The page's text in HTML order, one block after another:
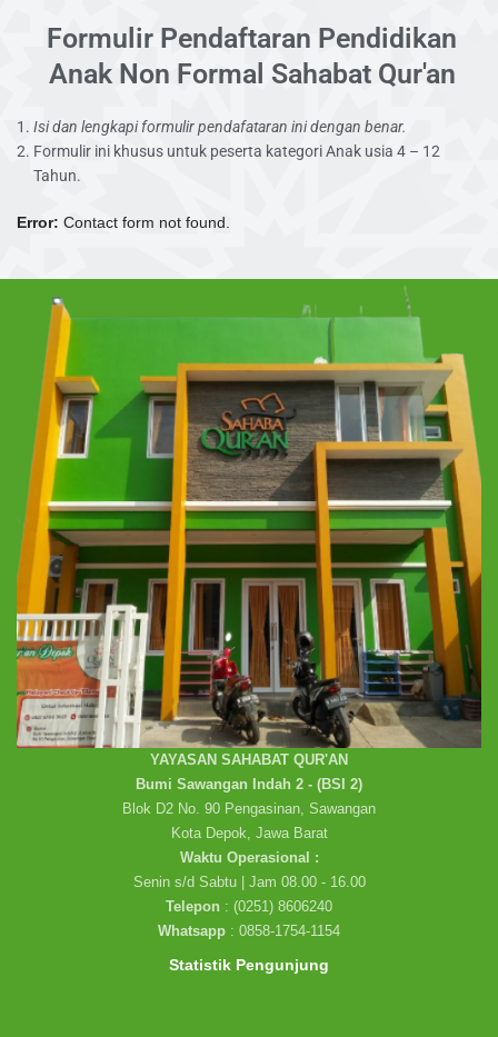
Formulir Pendaftaran Pendidikan
Anak Non Formal Sahabat Qur'an
Isi dan lengkapi formulir pendafataran ini dengan benar.
Formulir ini khusus untuk peserta kategori Anak usia 4 – 12
Tahun.
Error: Contact form not found.
YAYASAN SAHABAT QUR'AN
Bumi Sawangan Indah 2 - (BSI 2)
Blok D2 No. 90 Pengasinan, Sawangan
Kota Depok, Jawa Barat
Waktu Operasional :
Senin s/d Sabtu | Jam 08.00 - 16.00
Telepon : (0251) 8606240
Whatsapp : 0858-1754-1154
Statistik Pengunjung